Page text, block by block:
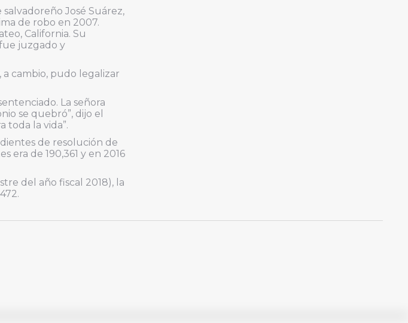
José Suárez,
de robo en 2007.
California. Su
juzgado y
cambio, pudo legalizar
La señora
se quebró”, dijo el
toda la vida”.
de resolución de
era de 190,361 y en 2016
del año fiscal 2018), la